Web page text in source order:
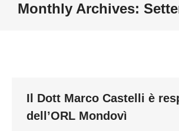
Monthly Archives:
Il Dott Marco Castelli è
dell’ORL Mondovì